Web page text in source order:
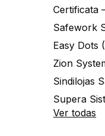
Safework
Easy Dots
Sindilojas
Supera
Ver todas